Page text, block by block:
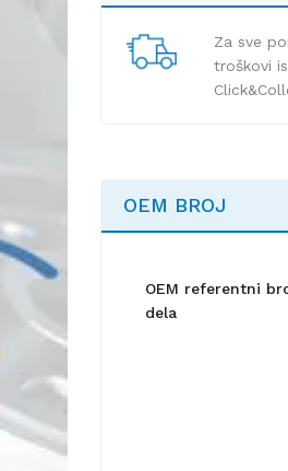
Za sve
troškovi
OEM BROJ
OEM referentni
dela